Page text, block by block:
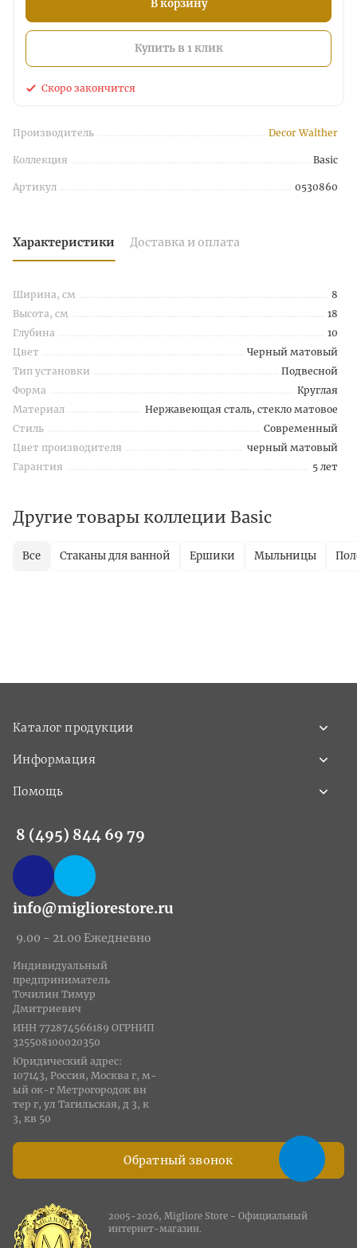
В корзину
Купить в 1 клик
Скоро закончится
Производитель Decor Walther
Коллекция Basic
Артикул 0530860
Характеристики Доставка и оплата
Ширина, см
8
Высота, см
18
Глубина
10
Цвет
Черный матовый
Тип установки
Подвесной
Форма
Круглая
Материал
Нержавеющая сталь, стекло матовое
Стиль
Современный
Цвет производителя
черный матовый
Гарантия
5 лет
Другие товары коллеции Basic
Все Стаканы для ванной Ершики Мыльницы
Каталог продукции
Информация
Помощь
8 (495) 844 69 79
info@migliorestore.ru
9.00 - 21.00 Ежедневно
Обратный звонок
Индивидуальный
предприниматель
Точилин Тимур
Дмитриевич
ИНН 772874566189 ОГРНИП
325508100020350
Юридический адрес:
107143, Россия, Москва г, м-
ый ок-г Метрогородок вн
тер г, ул Тагильская, д 3, к
3, кв 50
2005-2026, Migliore Store - Официальный
интернет-магазин.